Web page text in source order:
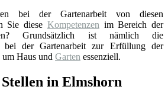
bei der Gartenarbeit von diesen
Sie diese Kompetenzen im Bereich der
Grundsätzlich ist nämlich die
bei der Gartenarbeit zur Erfüllung der
Haus und Garten essenziell.
in Elmshorn